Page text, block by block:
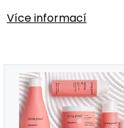
Více informací